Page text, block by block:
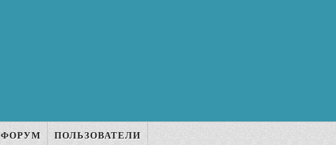
ФОРУМ ПОЛЬЗОВАТЕЛИ